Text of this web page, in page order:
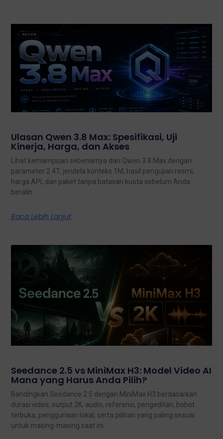
Ulasan Qwen 3.8 Max: Spesifikasi, Uji
Kinerja, Harga, dan Akses
Lihat kemampuan sebenarnya dari Qwen 3.8 Max dengan
parameter 2.4T, jendela konteks 1M, hasil pengujian resmi,
harga API, dan paket tanpa batasan kuota sebelum Anda
beralih.
Baca Lebih Lanjut
Seedance 2.5 vs MiniMax H3: Model Video AI
Mana yang Harus Anda Pilih?
Bandingkan Seedance 2.5 dengan MiniMax H3 berdasarkan
durasi video, output 2K, audio, referensi, pengeditan, bobot
terbuka, penggunaan lokal, serta pilihan yang paling sesuai
untuk masing-masing saat ini.